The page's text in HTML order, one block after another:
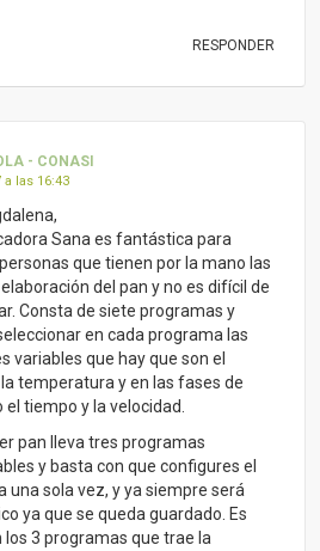
RESPONDER
- CONASI
a las 16:43
Sana es fantástica para
que tienen por la mano las
del pan y no es difícil de
Consta de siete programas y
en cada programa las
variables que hay que son el
temperatura y en las fases de
el tiempo y la velocidad.
pan lleva tres programas
y basta con que configures el
una sola vez, y ya siempre será
ya que se queda guardado. Es
los 3 programas que trae la